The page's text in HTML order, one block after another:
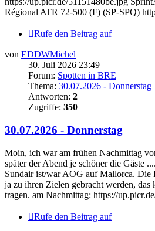
Régional ATR 72-500 (F) (SP-SPQ)
Rufe den Beitrag auf
von EDDWMichel
30. Juli 2026 23:49
Forum: Spotten in BRE
Thema: 30.07.2026 - Donnerstag
Antworten: 2
Zugriffe: 350
30.07.2026 - Donnerstag
Moin, ich war am frühen Nachmittag
später der Abend je schöner die Gäste
Sundair ist/war AOG auf Mallorca. Die
ja zu ihren Zielen gebracht werden, das
tragen. am Nachmittag: https://
Rufe den Beitrag auf